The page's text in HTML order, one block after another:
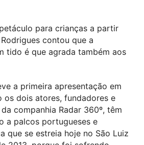
para crianças a partir
contou que a
tido é que agrada também aos
a primeira apresentação em
os dois atores, fundadores e
companhia Radar 360º, têm
a palcos portugueses e
que se estreia hoje no São Luiz